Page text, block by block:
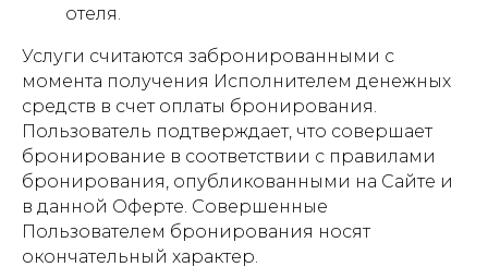
отеля.
Услуги считаются забронированными с
момента получения Исполнителем денежных
средств в счет оплаты бронирования.
Пользователь подтверждает, что совершает
бронирование в соответствии с правилами
бронирования, опубликованными на Сайте и
в данной Оферте. Совершенные
Пользователем бронирования носят
окончательный характер.